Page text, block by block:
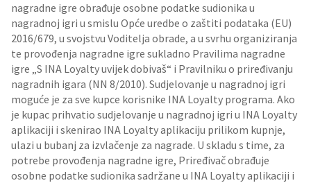
nagradne igre obrađuje osobne podatke sudionika u
nagradnoj igri u smislu Opće uredbe o zaštiti podataka (EU)
2016/679, u svojstvu Voditelja obrade, a u svrhu organiziranja
te provođenja nagradne igre sukladno Pravilima nagradne
igre „S INA Loyalty uvijek dobivaš“ i Pravilniku o priređivanju
nagradnih igara (NN 8/2010). Sudjelovanje u nagradnoj igri
moguće je za sve kupce korisnike INA Loyalty programa. Ako
je kupac prihvatio sudjelovanje u nagradnoj igri u INA Loyalty
aplikaciji i skenirao INA Loyalty aplikaciju prilikom kupnje,
ulazi u bubanj za izvlačenje za nagrade. U skladu s time, za
potrebe provođenja nagradne igre, Priređivač obrađuje
osobne podatke sudionika sadržane u INA Loyalty aplikaciji i